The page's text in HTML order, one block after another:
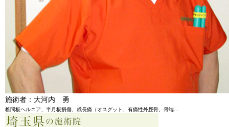
施術者：大河内 勇
椎間板ヘルニア、半月板損傷、成長痛（オスグット、有痛性外脛骨、骨端...